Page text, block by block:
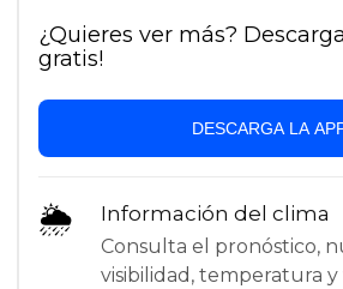
¿Quieres ver más?
gratis!
DESCARGA LA
🌦 Información del clima
Consulta el pronóstico,
visibilidad, temperatura